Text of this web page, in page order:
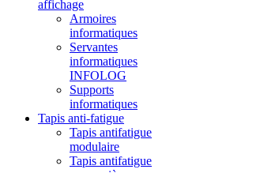
affichage
Armoires
informatiques
Servantes
informatiques
INFOLOG
Supports
informatiques
Tapis anti-fatigue
Tapis antifatigue
modulaire
Tapis antifatigue